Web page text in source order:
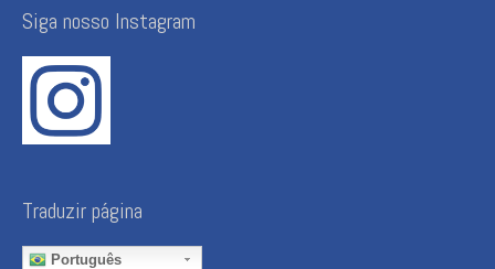
Siga nosso Instagram
Traduzir página
Português